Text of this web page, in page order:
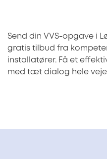
Send din VVS-opgave i
gratis tilbud fra
installatører. Få et
med tæt dialog hele